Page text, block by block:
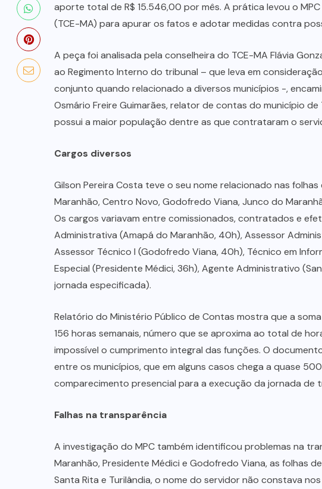
aporte total de R$ 15.546,00 por mês. A prática levou o
(TCE-MA) para apurar os fatos e adotar medidas contra
A peça foi analisada pela conselheira do TCE-MA Flávia
ao Regimento Interno do tribunal – que leva em
conjunto quando relacionado a diversos municípios -,
Osmário Freire Guimarães, relator de contas do município
possui a maior população dentre as que contrataram o
Cargos diversos
Gilson Pereira Costa teve o seu nome relacionado nas
Maranhão, Centro Novo, Godofredo Viana, Junco do
Os cargos variavam entre comissionados, contratados e
Administrativa (Amapá do Maranhão, 40h), Assessor
Assessor Técnico I (Godofredo Viana, 40h), Técnico em
Especial (Presidente Médici, 36h), Agente Administrativo
jornada especificada).
Relatório do Ministério Público de Contas mostra que a
156 horas semanais, número que se aproxima ao total de
impossível o cumprimento integral das funções. O
entre os municípios, que em alguns casos chega a quase
comparecimento presencial para a execução da jornada de
Falhas na transparência
A investigação do MPC também identificou problemas na
Maranhão, Presidente Médici e Godofredo Viana, as folhas
Santa Rita e Turilândia, o nome do servidor não constava